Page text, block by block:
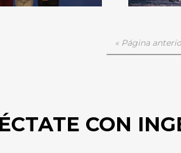
« Página
CON